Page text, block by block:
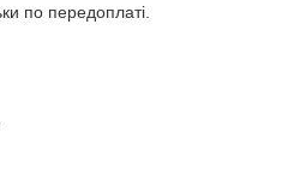
по передоплаті.